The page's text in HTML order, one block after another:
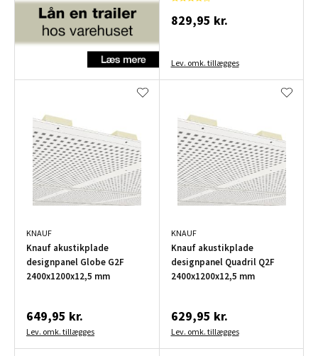
829,95 kr.
Lev. omk. tillægges
KNAUF
Knauf akustikplade
designpanel Globe G2F
2400x1200x12,5 mm
649,95 kr.
Lev. omk. tillægges
KNAUF
Knauf akustikplade
designpanel Quadril Q2F
2400x1200x12,5 mm
629,95 kr.
Lev. omk. tillægges